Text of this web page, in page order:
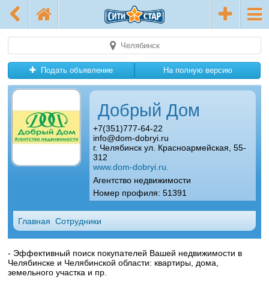
Челябинск
Подать объявление На полную версию
Добрый Дом
+7(351)777-64-22
info@dom-dobryi.ru
г. Челябинск ул. Красноармейская, 55-
312
www.dom-dobryi.ru.
Агентство недвижимости
Номер профиля: 51391
Главная Сотрудники
- Эффективный поиск покупателей Вашей недвижимости в
Челябинске и Челябинской области: квартиры, дома,
земельного участка и пр.